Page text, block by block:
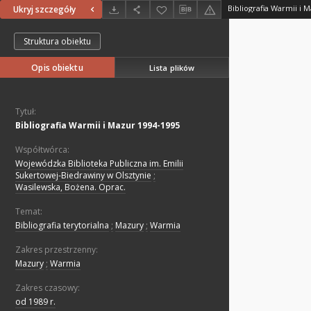
Ukryj szczegóły Bibliografia Warmii i
Struktura obiektu
Opis obiektu Lista plików
Tytuł:
Bibliografia Warmii i Mazur 1994-1995
Współtwórca:
Wojewódzka Biblioteka Publiczna im. Emilii
Sukertowej-Biedrawiny w Olsztynie ;
Wasilewska, Bożena. Oprac.
Temat:
Bibliografia terytorialna ; Mazury ; Warmia
Zakres przestrzenny:
Mazury ; Warmia
Zakres czasowy:
od 1989 r.